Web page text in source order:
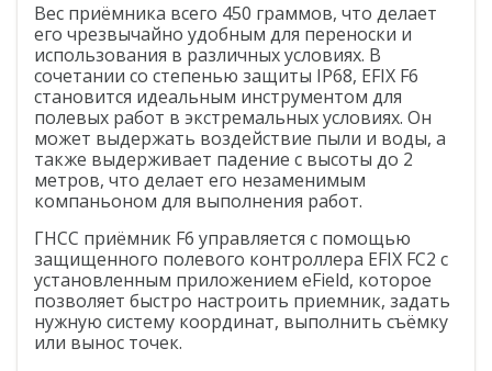
БПВА
ОЛЭ
МЛЭ
ADCP
ГБО
Датчик качества воды
Распродажа
Вес приёмника всего 450 граммов, что делает
его чрезвычайно удобным для переноски и
использования в различных условиях. В
сочетании со степенью защиты IP68, EFIX F6
становится идеальным инструментом для
полевых работ в экстремальных условиях. Он
может выдержать воздействие пыли и воды, а
также выдерживает падение с высоты до 2
метров, что делает его незаменимым
компаньоном для выполнения работ.
ГНСС приёмник F6 управляется с помощью
защищенного полевого контроллера EFIX FC2 с
установленным приложением eField, которое
позволяет быстро настроить приемник, задать
нужную систему координат, выполнить съёмку
или вынос точек.